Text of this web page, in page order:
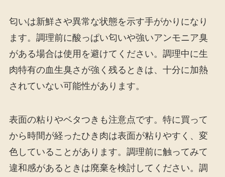
匂いは新鮮さや異常な状態を示す手がかりになり
ます。調理前に酸っぱい匂いや強いアンモニア臭
がある場合は使用を避けてください。調理中に生
肉特有の血生臭さが強く残るときは、十分に加熱
されていない可能性があります。
表面の粘りやベタつきも注意点です。特に買って
から時間が経ったひき肉は表面が粘りやすく、変
色していることがあります。調理前に触ってみて
違和感があるときは廃棄を検討してください。調